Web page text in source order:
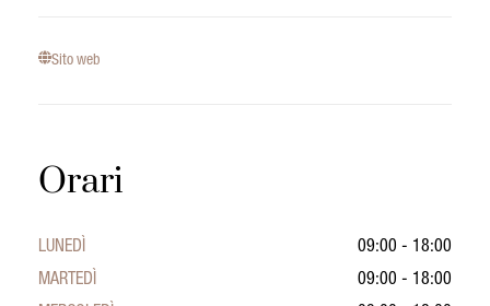
Sito web
Orari
LUNEDÌ
09:00 - 18:00
MARTEDÌ
09:00 - 18:00